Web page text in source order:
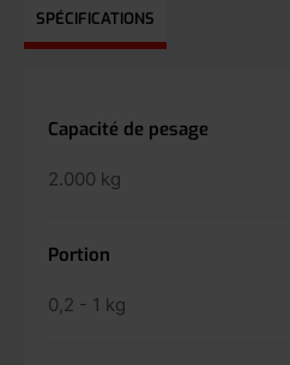
SPÉCIFICATIONS
Capacité de pesage
2.000 kg
Portion
0,2 - 1 kg